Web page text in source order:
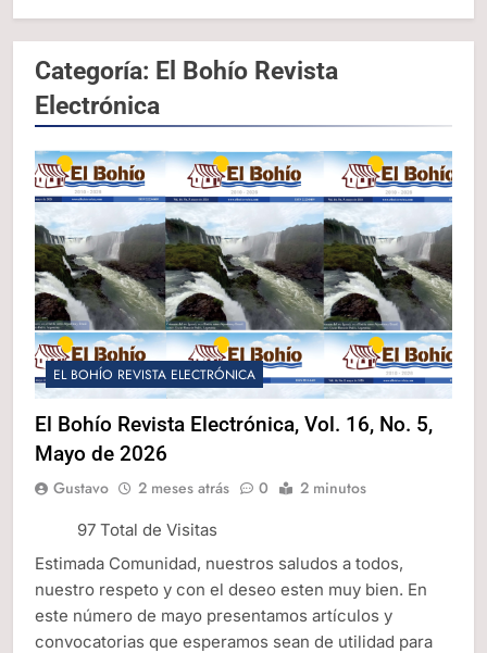
Categoría: El Bohío Revista
Electrónica
EL BOHÍO REVISTA ELECTRÓNICA
El Bohío Revista Electrónica, Vol. 16, No. 5,
Mayo de 2026
Gustavo 2 meses atrás 0 2 minutos
97 Total de Visitas
Estimada Comunidad, nuestros saludos a todos,
nuestro respeto y con el deseo esten muy bien. En
este número de mayo presentamos artículos y
convocatorias que esperamos sean de utilidad para